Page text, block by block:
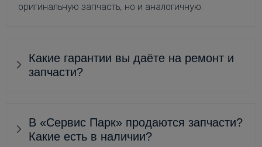
оригинальную запчасть, но и аналогичную.
Какие гарантии вы даёте на ремонт и
запчасти?
В «Сервис Парк» продаются запчасти?
Какие есть в наличии?